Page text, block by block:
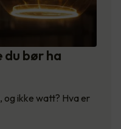
du bør ha
og ikke watt? Hva er